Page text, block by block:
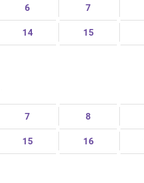
6 7
14 15
7 8
15 16